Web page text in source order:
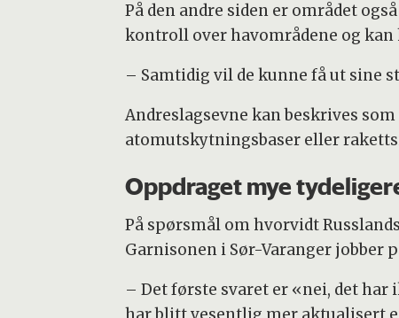
På den andre siden er området
kontroll over havområdene og
– Samtidig vil de kunne få ut sine
Andreslagsevne kan beskrives
atomutskytningsbaser eller
Oppdraget mye
På spørsmål om hvorvidt
Garnisonen i Sør-Varanger jobber
– Det første svaret er «nei, det har